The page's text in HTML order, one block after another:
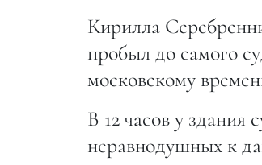
Кирилла
пробыл до самого
московскому
В 12 часов у здания
неравнодушных к